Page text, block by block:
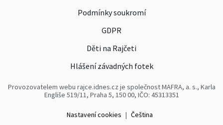
Podmínky soukromí
GDPR
Děti na Rajčeti
Hlášení závadných fotek
Provozovatelem webu rajce.idnes.cz je společnost MAFRA, a. s., Karla
Engliše 519/11, Praha 5, 150 00, IČO: 45313351
Nastavení cookies | Čeština